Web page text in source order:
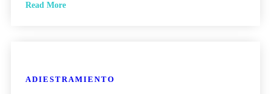
Read More
ADIESTRAMIENTO